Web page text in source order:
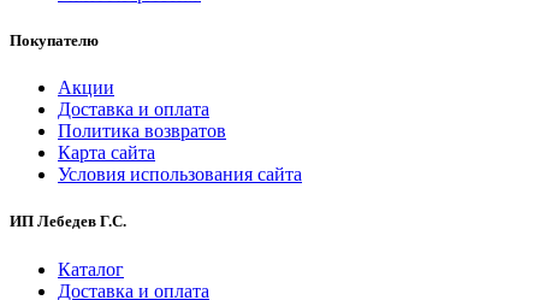
Покупателю
Акции
Доставка и оплата
Политика возвратов
Карта сайта
Условия использования сайта
ИП Лебедев Г.С.
Каталог
Доставка и оплата